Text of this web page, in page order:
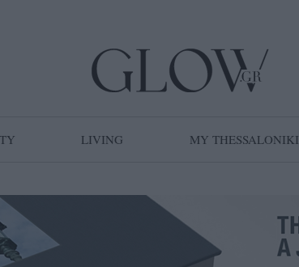
LIVING MY THESSALONIKI